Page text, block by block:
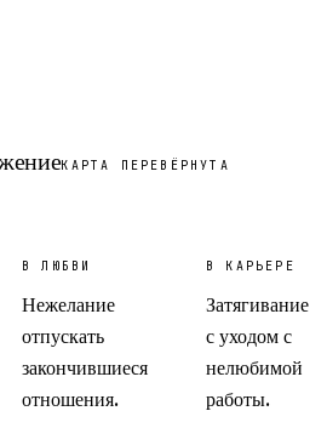
КАРТА ПЕРЕВЁРНУТА
В ЛЮБВИ
Нежелание
отпускать
закончившиеся
отношения.
В КАРЬЕРЕ
Затягивание
с уходом с
нелюбимой
работы.